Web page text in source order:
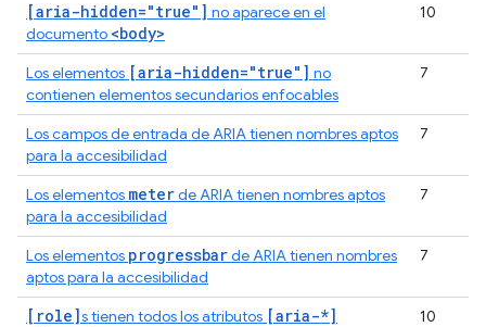
[aria-hidden="true"] no aparece en el
documento <body>
10
Los elementos [aria-hidden="true"] no
contienen elementos secundarios enfocables
7
Los campos de entrada de ARIA tienen nombres aptos
para la accesibilidad
7
Los elementos meterde ARIA tienen nombres aptos
para la accesibilidad
7
Los elementos progressbarde ARIA tienen nombres
aptos para la accesibilidad
7
[role]s tienen todos los atributos [aria-*] 10